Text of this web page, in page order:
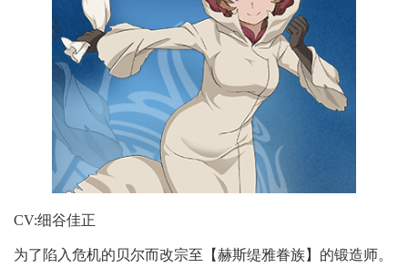
CV:细谷佳正
为了陷入危机的贝尔而改宗至【赫斯缇雅眷族】的锻造师。